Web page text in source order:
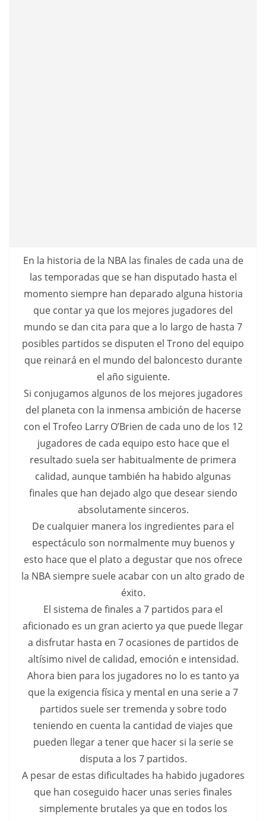
En la historia de la NBA las finales de cada una de
las temporadas que se han disputado hasta el
momento siempre han deparado alguna historia
que contar ya que los mejores jugadores del
mundo se dan cita para que a lo largo de hasta 7
posibles partidos se disputen el Trono del equipo
que reinará en el mundo del baloncesto durante
el año siguiente.
Si conjugamos algunos de los mejores jugadores
del planeta con la inmensa ambición de hacerse
con el Trofeo Larry O’Brien de cada uno de los 12
jugadores de cada equipo esto hace que el
resultado suela ser habitualmente de primera
calidad, aunque también ha habido algunas
finales que han dejado algo que desear siendo
absolutamente sinceros.
De cualquier manera los ingredientes para el
espectáculo son normalmente muy buenos y
esto hace que el plato a degustar que nos ofrece
la NBA siempre suele acabar con un alto grado de
éxito.
El sistema de finales a 7 partidos para el
aficionado es un gran acierto ya que puede llegar
a disfrutar hasta en 7 ocasiones de partidos de
altísimo nivel de calidad, emoción e intensidad.
Ahora bien para los jugadores no lo es tanto ya
que la exigencia física y mental en una serie a 7
partidos suele ser tremenda y sobre todo
teniendo en cuenta la cantidad de viajes que
pueden llegar a tener que hacer si la serie se
disputa a los 7 partidos.
A pesar de estas dificultades ha habido jugadores
que han coseguido hacer unas series finales
simplemente brutales ya que en todos los